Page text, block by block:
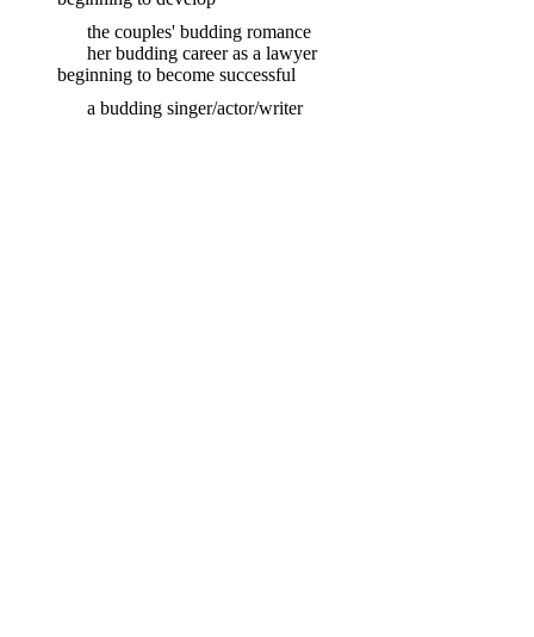
the couples' budding romance
her budding career as a lawyer
beginning to become successful
a budding singer/actor/writer